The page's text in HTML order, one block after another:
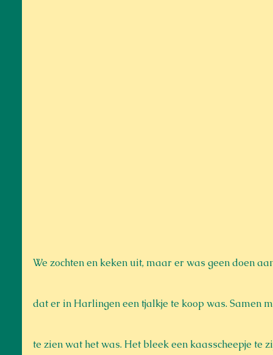
We zochten en keken uit, maar er was geen doen
dat er in Harlingen een tjalkje te koop was. Samen
te zien wat het was. Het bleek een kaasscheepje te